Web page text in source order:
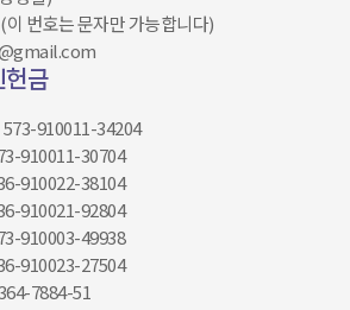
번호는 문자만 가능합니다)
금
573-910011-34204​​​​​​​
910011-30704
910022-38104
910021-92804
910003-49938
910023-27504​
7884-51